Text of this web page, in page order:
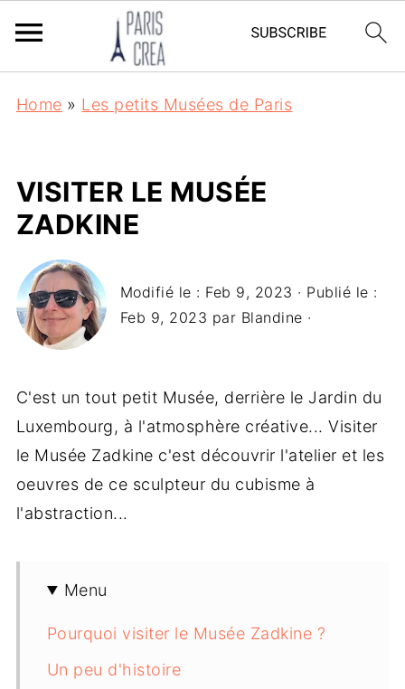
Home » Les petits Musées de Paris
VISITER LE MUSÉE
ZADKINE
Modifié le : Feb 9, 2023 · Publié le :
Feb 9, 2023 par Blandine ·
C'est un tout petit Musée, derrière le Jardin du
Luxembourg, à l'atmosphère créative... Visiter
le Musée Zadkine c'est découvrir l'atelier et les
oeuvres de ce sculpteur du cubisme à
l'abstraction...
Menu
Pourquoi visiter le Musée Zadkine ?
Un peu d'histoire